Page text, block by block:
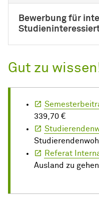
Bewerbung für
Gut zu
339,70 €
Referat
Ausland zu gehen